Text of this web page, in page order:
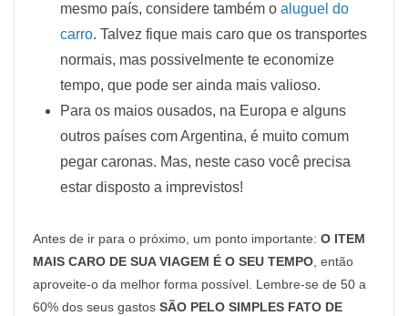
mesmo país, considere também o aluguel do
carro. Talvez fique mais caro que os transportes
normais, mas possivelmente te economize
tempo, que pode ser ainda mais valioso.
Para os maios ousados, na Europa e alguns
outros países com Argentina, é muito comum
pegar caronas. Mas, neste caso você precisa
estar disposto a imprevistos!
Antes de ir para o próximo, um ponto importante: O ITEM
MAIS CARO DE SUA VIAGEM É O SEU TEMPO , então
aproveite-o da melhor forma possível. Lembre-se de 50 a
60% dos seus gastos SÃO PELO SIMPLES FATO DE